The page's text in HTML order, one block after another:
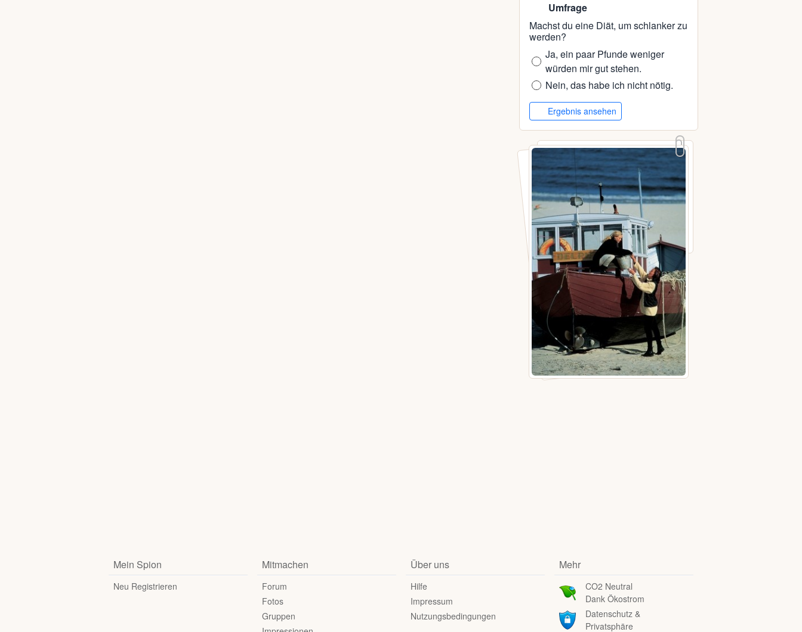
Umfrage
Machst du eine Diät, um schlanker zu
werden?
Ja, ein paar Pfunde weniger
würden mir gut stehen.
Nein, das habe ich nicht nötig.
Ergebnis ansehen
Mein Spion
Neu Registrieren
Mitmachen
Forum
Fotos
Gruppen
Über uns
Hilfe
Impressum
Nutzungsbedingungen
Mehr
CO2 Neutral
Dank Ökostrom
Datenschutz &
Privatsphäre